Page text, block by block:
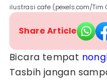
ilustrasi cafe (pexels.com/Tim
Share Article
Bicara tempat
Tasbih jangan